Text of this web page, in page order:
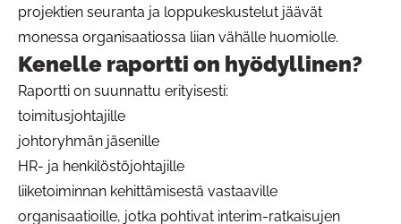
projektien seuranta ja loppukeskustelut jäävät
monessa organisaatiossa liian vähälle huomiolle.
Kenelle raportti on hyödyllinen?
Raportti on suunnattu erityisesti:
toimitusjohtajille
johtoryhmän jäsenille
HR- ja henkilöstöjohtajille
liiketoiminnan kehittämisestä vastaaville
organisaatioille, jotka pohtivat interim-ratkaisujen